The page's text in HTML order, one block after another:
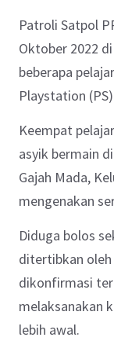
Patroli Satpol
Oktober 2022
beberapa
Playstation
Keempat
asyik bermain
Gajah Mada,
mengenakan
Diduga bolos
ditertibkan oleh
dikonfirmasi
melaksanakan
lebih awal.